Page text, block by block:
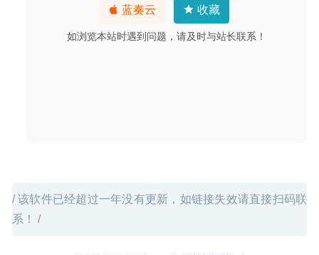
蓝奏云 收藏
如浏览本站时遇到问题，请及时与站长联系！
/ 该软件已经超过一年没有更新，如链接失效请直接扫码联
系！ /
Sensei 2.1.1 中文版-性能优化及清理工具
Cookie 6.0.12 for Mac- 网站Cookies隐私保护工具 2020-